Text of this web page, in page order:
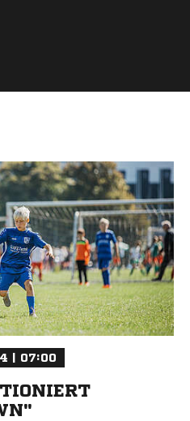
| 07:00